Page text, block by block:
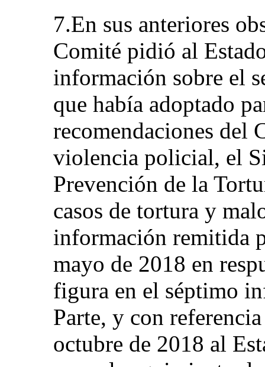
7.En sus anteriores
Comité pidió al
información sobre el
que había adoptado
recomendaciones del
violencia policial, el
Prevención de la
casos de tortura y
información remitida
mayo de 2018 en
figura en el séptimo
Parte, y con
octubre de 2018 al